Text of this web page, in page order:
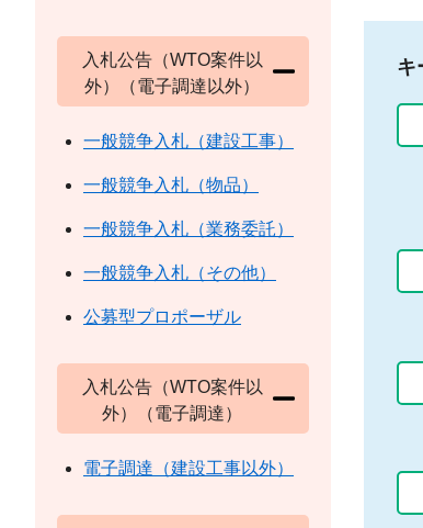
キ
入札公告（WTO案件以
外）（電子調達以外）
一般競争入札（建設工事）
一般競争入札（物品）
一般競争入札（業務委託）
一般競争入札（その他）
公募型プロポーザル
入札公告（WTO案件以
外）（電子調達）
電子調達（建設工事以外）